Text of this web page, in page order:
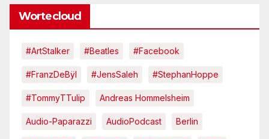
Wortecloud
#ArtStalker #Beatles #Facebook
#FranzDeBÿl #JensSaleh #StephanHoppe
#TommyTTulip Andreas Hommelsheim
Audio-Paparazzi AudioPodcast Berlin